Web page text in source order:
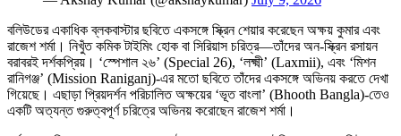
বলিউডের একাধিক ব্লকবাস্টার ছবিতে একসঙ্গে স্ক্রিন শেয়ার করেছেন অক্ষয় কুমার এবং
রাজেশ শর্মা। নিখুঁত কমিক টাইমিং হোক বা সিরিয়াস চরিত্র—তাঁদের অন-স্ক্রিন রসায়ন
বরাবরই দর্শকপ্রিয়। ‘স্পেশাল ২৬’ (Special 26), ‘লক্ষ্মী’ (Laxmii), এবং ‘মিশন
রানিগঞ্জ’ (Mission Raniganj)-এর মতো ছবিতে তাঁদের একসঙ্গে অভিনয় করতে দেখা
গিয়েছে। এছাড়া প্রিয়দর্শন পরিচালিত অক্ষয়ের ‘ভূত বাংলা’ (Bhooth Bangla)-তেও
একটি অত্যন্ত গুরুত্বপূর্ণ চরিত্রে অভিনয় করোছেন রাজেশ শর্মা।